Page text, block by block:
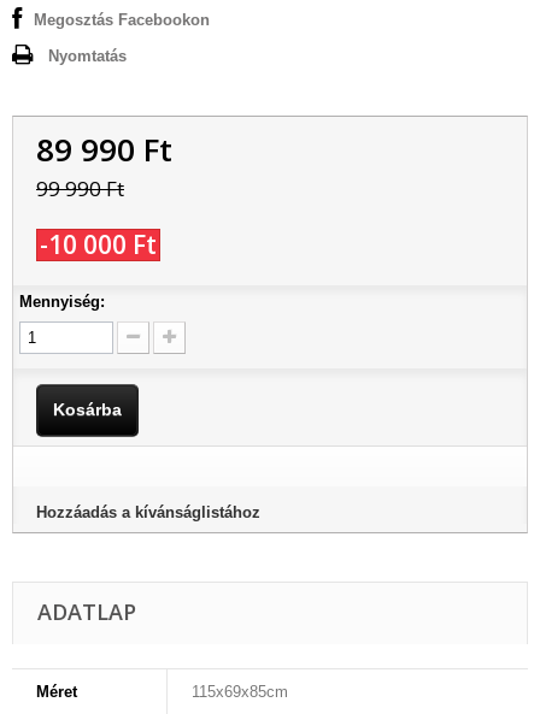
Megosztás Facebookon
Nyomtatás
89 990 Ft‎
99 990 Ft‎
-10 000 Ft‎
Mennyiség:
Kosárba
Hozzáadás a kívánságlistához
ADATLAP
Méret 115x69x85cm